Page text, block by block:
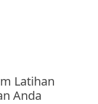
Latihan
Anda